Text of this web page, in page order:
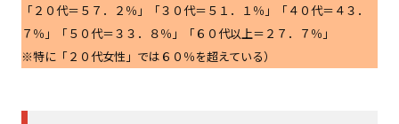
「２０代＝５７．２％」「３０代＝５１．１％」「４０代＝４３．
７％」「５０代＝３３．８％」「６０代以上＝２７．７％」
※特に「２０代女性」では６０％を超えている）